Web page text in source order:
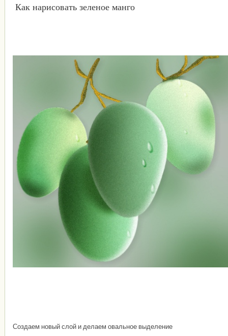
Как нарисовать зеленое манго
Создаем новый слой и делаем овальное выделение